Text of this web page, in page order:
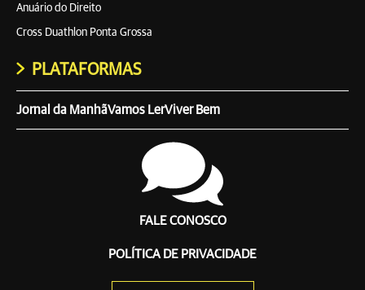
Anuário do Direito
Cross Duathlon Ponta Grossa
PLATAFORMAS
Jornal da ManhãVamos LerViver Bem
FALE CONOSCO
POLÍTICA DE PRIVACIDADE